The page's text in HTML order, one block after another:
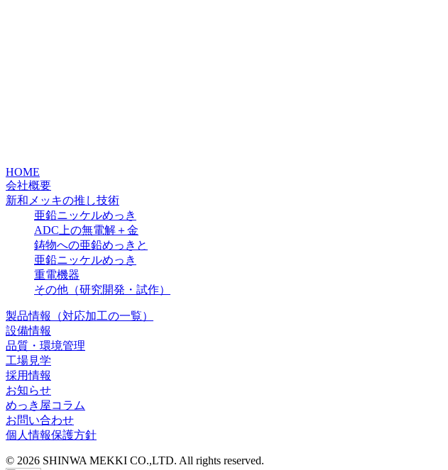
HOME
会社概要
新和メッキの推し技術
亜鉛ニッケルめっき
ADC上の無電解＋金
鋳物への亜鉛めっきと
亜鉛ニッケルめっき
重電機器
その他（研究開発・試作）
製品情報（対応加工の一覧）
設備情報
品質・環境管理
工場見学
採用情報
お知らせ
めっき屋コラム
お問い合わせ
個人情報保護方針
© 2026 SHINWA MEKKI CO.,LTD. All rights reserved.